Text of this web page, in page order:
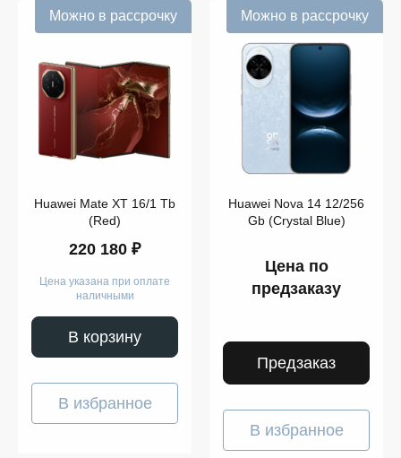
Можно в рассрочку
Huawei Mate XT 16/1 Tb
(Red)
220 180 ₽
Цена указана при оплате
наличными
В корзину
В избранное
Можно в рассрочку
Huawei Nova 14 12/256
Gb (Crystal Blue)
Цена по
предзаказу
Предзаказ
В избранное